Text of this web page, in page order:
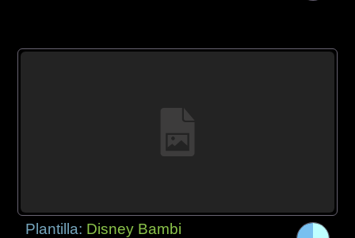
Plantilla: Disney Bambi